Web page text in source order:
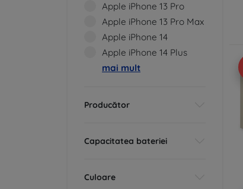
Apple iPhone 13 Pro
Apple iPhone 13 Pro Max
Apple iPhone 14
Apple iPhone 14 Plus
mai mult
Producător
Capacitatea bateriei
Culoare